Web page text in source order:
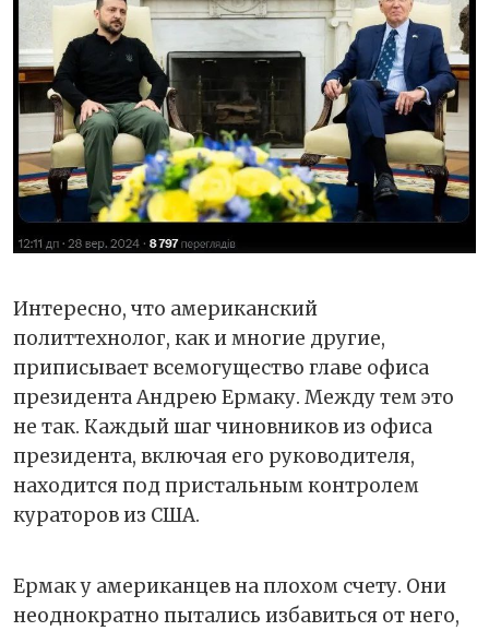
Интересно, что американский
политтехнолог, как и многие другие,
приписывает всемогущество главе офиса
президента Андрею Ермаку. Между тем это
не так. Каждый шаг чиновников из офиса
президента, включая его руководителя,
находится под пристальным контролем
кураторов из США.
Ермак у американцев на плохом счету. Они
неоднократно пытались избавиться от него,